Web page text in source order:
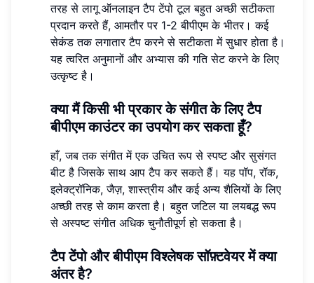
तरह से लागू ऑनलाइन टैप टेंपो टूल बहुत अच्छी सटीकता
प्रदान करते हैं, आमतौर पर 1-2 बीपीएम के भीतर। कई
सेकंड तक लगातार टैप करने से सटीकता में सुधार होता है।
यह त्वरित अनुमानों और अभ्यास की गति सेट करने के लिए
उत्कृष्ट है।
क्या मैं किसी भी प्रकार के संगीत के लिए टैप
बीपीएम काउंटर का उपयोग कर सकता हूँ?
हाँ, जब तक संगीत में एक उचित रूप से स्पष्ट और सुसंगत
बीट है जिसके साथ आप टैप कर सकते हैं। यह पॉप, रॉक,
इलेक्ट्रॉनिक, जैज़, शास्त्रीय और कई अन्य शैलियों के लिए
अच्छी तरह से काम करता है। बहुत जटिल या लयबद्ध रूप
से अस्पष्ट संगीत अधिक चुनौतीपूर्ण हो सकता है।
टैप टेंपो और बीपीएम विश्लेषक सॉफ़्टवेयर में क्या
अंतर है?